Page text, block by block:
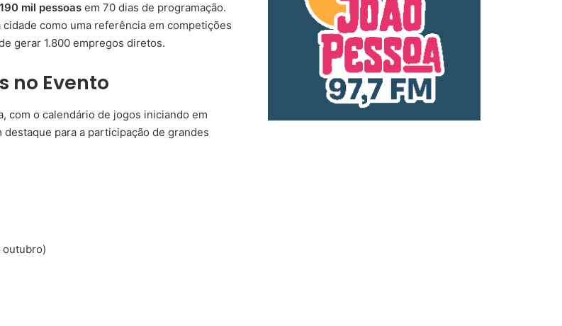
190 mil pessoas em 70 dias de programação.
como uma referência em competições
gerar 1.800 empregos diretos.
no Evento
com o calendário de jogos iniciando em
para a participação de grandes
outubro)